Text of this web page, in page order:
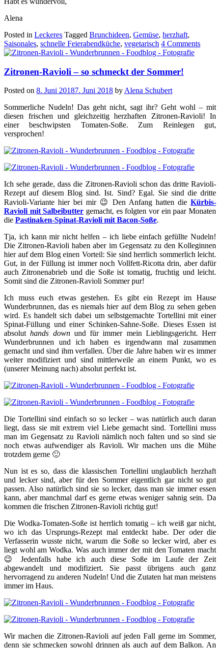
Alena
Posted in Leckeres Tagged Brunchideen, Gemüse, herzhaft,
Saisonales, schnelle Feierabendküche, vegetarisch 4 Comments
Zitronen-Ravioli – so schmeckt der Sommer!
Posted on 8. Juni 20187. Juni 2018 by Alena Schubert
Sommerliche Nudeln! Das geht nicht, sagt ihr? Geht wohl – mit
diesen frischen und gleichzeitig herzhaften Zitronen-Ravioli! In
einer beschwipsten Tomaten-Soße. Zum Reinlegen gut,
versprochen!
Ich sehe gerade, dass die Zitronen-Ravioli schon das dritte Ravioli-
Rezept auf diesem Blog sind. Ist. Sind? Egal. Sie sind die dritte
Ravioli-Variante hier bei mir 😉 Den Anfang hatten die Kürbis-
Ravioli mit Salbeibutter gemacht, es folgten vor ein paar Monaten
die Pastinaken-Spinat-Ravioli mit Bacon-Soße.
Tja, ich kann mir nicht helfen – ich liebe einfach gefüllte Nudeln!
Die Zitronen-Ravioli haben aber im Gegensatz zu den Kolleginnen
hier auf dem Blog einen Vorteil: Sie sind herrlich sommerlich leicht.
Gut, in der Füllung ist immer noch Vollfett-Ricotta drin, aber dafür
auch Zitronenabrieb und die Soße ist tomatig, fruchtig und leicht.
Somit sind die Zitronen-Ravioli Sommer pur!
Ich muss euch etwas gestehen. Es gibt ein Rezept im Hause
Wunderbrunnen, das es niemals hier auf dem Blog zu sehen geben
wird. Es handelt sich dabei um selbstgemachte Tortellini mit einer
Spinat-Füllung und einer Schinken-Sahne-Soße. Dieses Essen ist
absoluthands downund für immer mein Lieblingsgericht. Herr
Wunderbrunnen und ich haben es irgendwann mal zusammen
gemacht und sind ihm verfallen. Über die Jahre haben wir es immer
weiter modifiziert und sind mittlerweile an einem Punkt, wo es
(unserer Meinung nach) absolut perfekt ist.
Die Tortellini sind einfach so so lecker – was natürlich auch daran
liegt, dass sie mit extrem viel Liebe gemacht sind. Tortellini muss
man im Gegensatz zu Ravioli nämlich noch falten und so sind sie
noch etwas aufwendiger als Ravioli. Wir machen uns die Mühe
trotzdem gerne 🙂
Nun ist es so, dass die klassischen Tortellini unglaublich herzhaft
und lecker sind, aber für den Sommer eigentlich gar nicht so gut
passen. Also natürlich sind sie so lecker, dass man sie immer essen
kann, aber manchmal darf es gerne etwas weniger sahnig sein. Da
kommen die frischen Zitronen-Ravioli richtig gut!
Die Wodka-Tomaten-Soße ist herrlich tomatig – ich weiß gar nicht,
wo ich das Ursprungs-Rezept mal entdeckt habe. Der oder die
Verfasserin wusste nicht, warum die Soße so lecker wird, aber es
liegt wohl am Wodka. Was auch immer der mit den Tomaten macht
😉 Jedenfalls habe ich auch diese Soße im Laufe der Zeit
abgewandelt und modifiziert. Sie passt übrigens auch ganz
hervorragend zu anderen Nudeln! Und die Zutaten hat man meistens
immer im Haus.
Wir machen die Zitronen-Ravioli auf jeden Fall gerne im Sommer,
denn sie schmecken sowohl drinnen als auch auf dem Balkon. An